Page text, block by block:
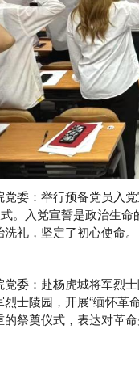
党委：举行预备党员入
式。入党宣誓是政治生
礼，坚定了初心使命。
党委：赴杨虎城将军烈
士陵园，开展“缅怀革
祭奠仪式，表达对革命